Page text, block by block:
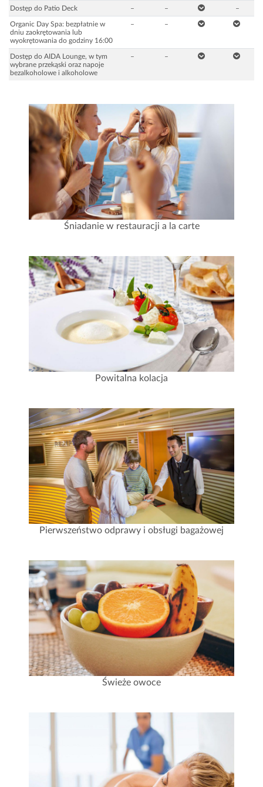
Dostęp do Patio Deck – – –
Organic Day Spa: bezpłatnie w
dniu zaokrętowania lub
wyokrętowania do godziny 16:00
– –
Dostęp do AIDA Lounge, w tym
wybrane przekąski oraz napoje
bezalkoholowe i alkoholowe
– –
Śniadanie w restauracji a la carte
Powitalna kolacja
Pierwszeństwo odprawy i obsługi bagażowej
Świeże owoce